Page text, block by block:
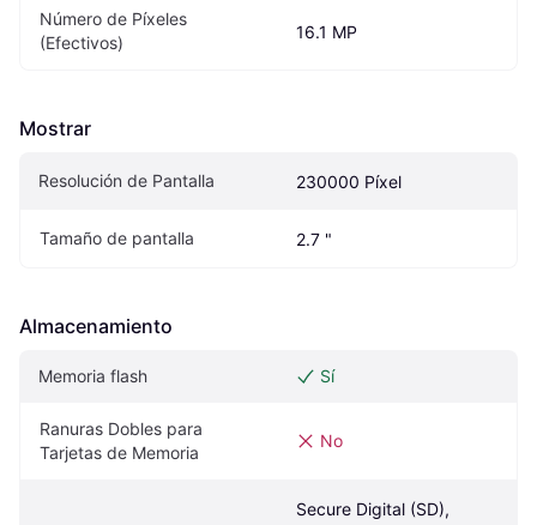
Número de Píxeles
(Efectivos)
16.1 MP
Mostrar
Resolución de Pantalla 230000 Píxel
Tamaño de pantalla 2.7 "
Almacenamiento
Memoria flash Sí
Ranuras Dobles para
Tarjetas de Memoria
No
Secure Digital (SD),